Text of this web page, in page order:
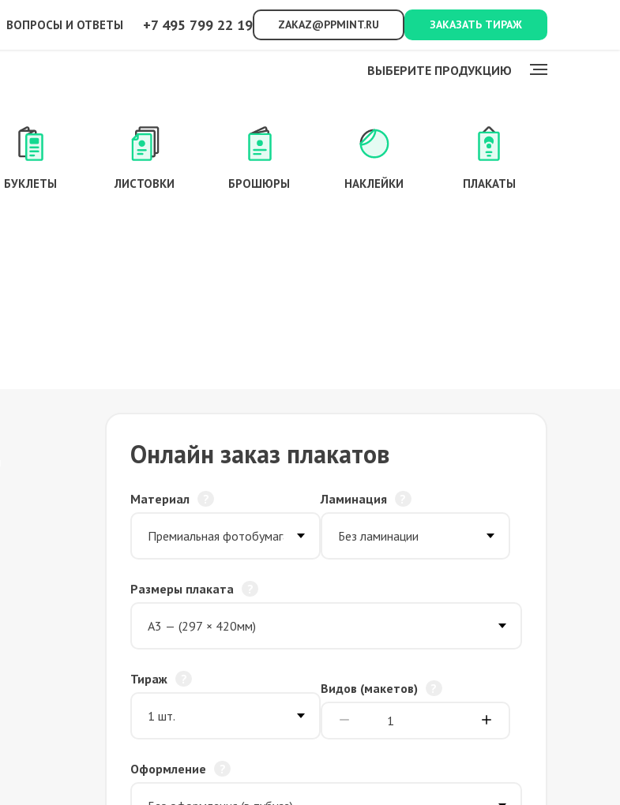
ВОПРОСЫ И ОТВЕТЫ +7 495 799 22 19 ZAKAZ@PPMINT.RU ЗАКАЗАТЬ ТИРАЖ
ВЫБЕРИТЕ ПРОДУКЦИЮ
ПЛАКАТЫ
НАКЛЕЙКИ
БРОШЮРЫ
ЛИСТОВКИ
БУКЛЕТЫ
Онлайн заказ плакатов
Материал Ламинация
Размеры плаката
Тираж
Видов (макетов)
Оформление